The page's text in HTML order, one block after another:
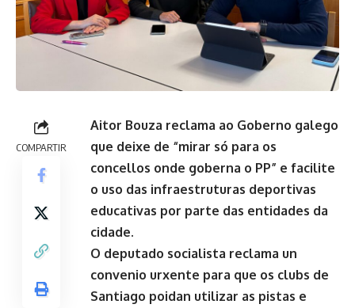
COMPARTIR
Aitor Bouza reclama ao Goberno galego
que deixe de “mirar só para os
concellos onde goberna o PP” e facilite
o uso das infraestruturas deportivas
educativas por parte das entidades da
cidade.
O deputado socialista reclama un
convenio urxente para que os clubs de
Santiago poidan utilizar as pistas e